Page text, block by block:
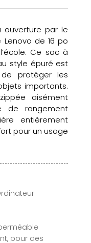
par le
de 16 po
Ce sac à
style épuré est
protéger les
importants.
aisément
de rangement
entièrement
pour un usage
pour des